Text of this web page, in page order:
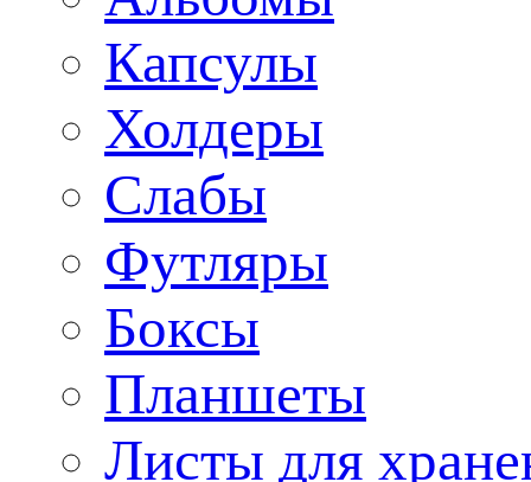
Капсулы
Холдеры
Слабы
Футляры
Боксы
Планшеты
Листы для